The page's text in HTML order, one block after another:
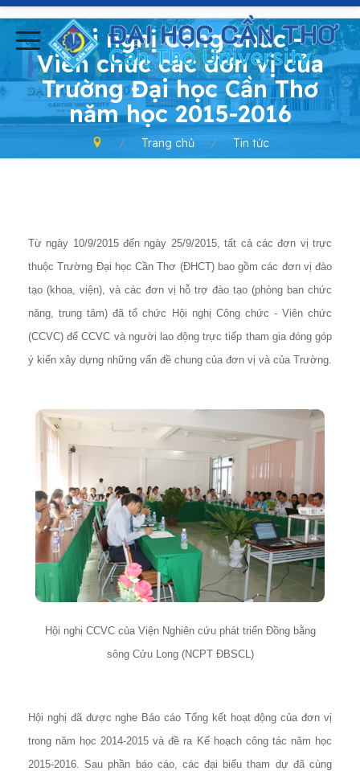
-
Hội nghị Công chức -
Viên chức các đơn vị của
Trường Đại học Cần Thơ
năm học 2015-2016
Trang chủ Tin tức
Từ ngày 10/9/2015 đến ngày 25/9/2015, tất cả các đơn vị trực
thuộc Trường Đại học Cần Thơ (ĐHCT) bao gồm các đơn vị đào
tạo (khoa, viện), và các đơn vị hỗ trợ đào tạo (phòng ban chức
năng, trung tâm) đã tổ chức Hội nghị Công chức - Viên chức
(CCVC) để CCVC và người lao động trực tiếp tham gia đóng góp
ý kiến xây dựng những vấn đề chung của đơn vị và của Trường.
Hội nghị CCVC của Viện Nghiên cứu phát triển Đồng bằng
sông Cửu Long (NCPT ĐBSCL)
Hội nghị đã được nghe Báo cáo Tổng kết hoạt động của đơn vị
trong năm học 2014-2015 và đề ra Kế hoạch công tác năm học
2015-2016. Sau phần báo cáo, các đại biểu tham dự đã cùng